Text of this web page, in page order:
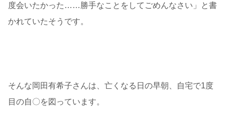
度会いたかった……勝手なことをしてごめんなさい」と書
かれていたそうです。
そんな岡田有希子さんは、亡くなる日の早朝、自宅で1度
目の自〇を図っています。